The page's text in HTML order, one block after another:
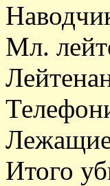
Мл.
Итого